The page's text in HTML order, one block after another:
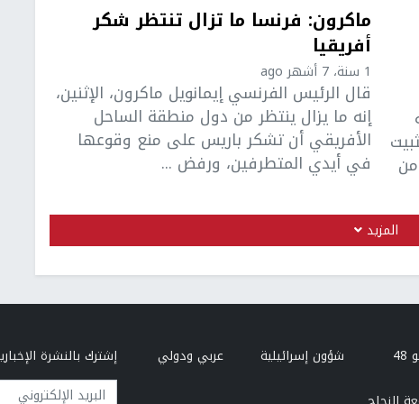
ماكرون: فرنسا ما تزال تنتظر شكر
أفريقيا
1 سنة، 7 أشهر ago
قال الرئيس الفرنسي إيمانويل ماكرون، الإثنين،
إنه ما يزال ينتظر من دول منطقة الساحل
الأفريقي أن تشكر باريس على منع وقوعها
في أيدي المتطرفين، ورفض ...
المزيد
شؤون إسرائيلية
عربي ودولي
إشترك بالنشرة
البريد الإلكتروني